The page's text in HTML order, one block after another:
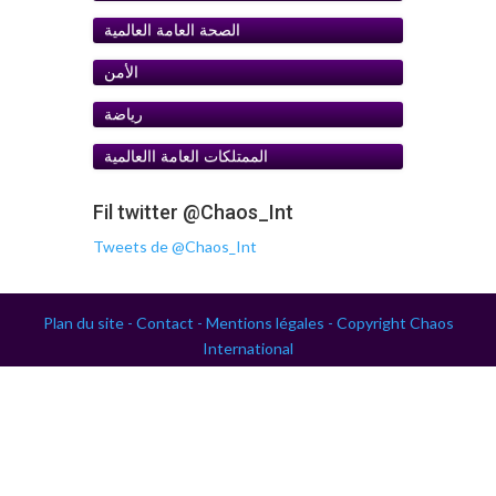
الصحة العامة العالمية
الأمن
رياضة
الممتلكات العامة اﺍلعالمية
Fil twitter @Chaos_Int
Tweets de @Chaos_Int
Plan du site - Contact - Mentions légales - Copyright Chaos
International